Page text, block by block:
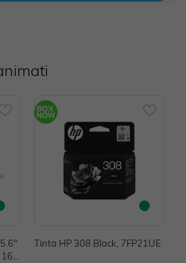
Tinta HP 308 Black, 7FP21UE